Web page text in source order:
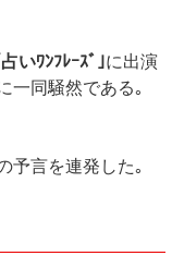
占いﾜﾝﾌﾚｰｽﾞ｣に出演
一同騒然である｡
予言を連発した｡